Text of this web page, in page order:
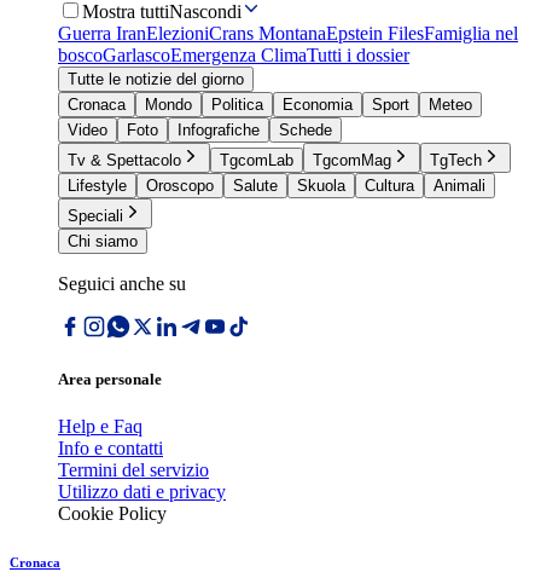
Mostra tuttiNascondi
Guerra IranElezioniCrans MontanaEpstein FilesFamiglia nel
boscoGarlascoEmergenza ClimaTutti i dossier
Tutte le notizie del giorno
Cronaca
Mondo Politica Economia Sport
Meteo
Video
Foto Infografiche
Schede
Tv & Spettacolo
TgcomLab TgcomMag
TgTech
Lifestyle
Oroscopo Salute Skuola Cultura
Animali
Speciali
Chi siamo
Seguici anche su
Area personale
Help e Faq
Info e contatti
Termini del servizio
Utilizzo dati e privacy
Cookie Policy
Cronaca